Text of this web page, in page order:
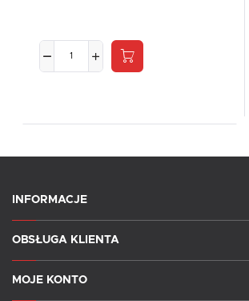
INFORMACJE
OBSŁUGA KLIENTA
MOJE KONTO